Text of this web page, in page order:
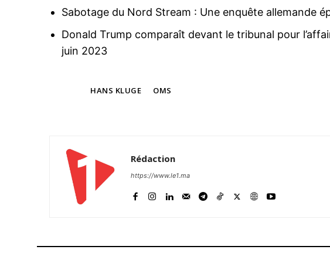
Sabotage du Nord Stream : Une enquête allemande
Donald Trump comparaît devant le tribunal pour
juin 2023
HANS KLUGE OMS
Rédaction
https://www.le1.ma